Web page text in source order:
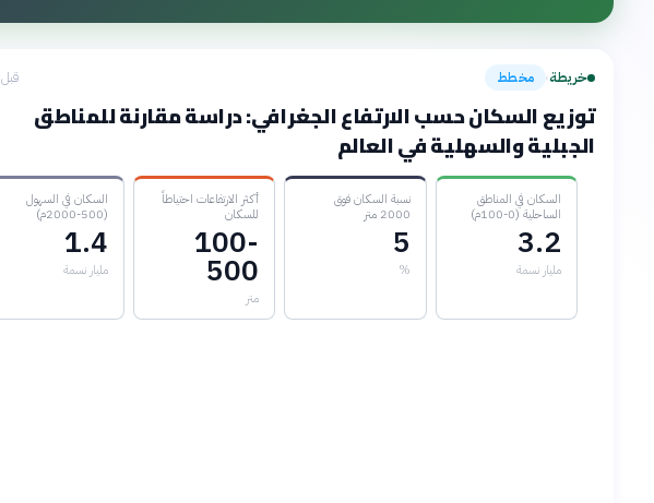
خريطة› مخطط قبل 3 أشهر
توزيع السكان حسب الارتفاع الجغرافي: دراسة مقارنة للمناطق
الجبلية والسهلية في العالم
السكان في المناطق
الساحلية (0-100م)
3.2
مليار نسمة
نسبة السكان فوق
2000 متر
5
%
أكثر الارتفاعات احتياطاً
للسكان
100-
500
متر
السكان في السهول
(500-2000م)
1.4
مليار نسمة